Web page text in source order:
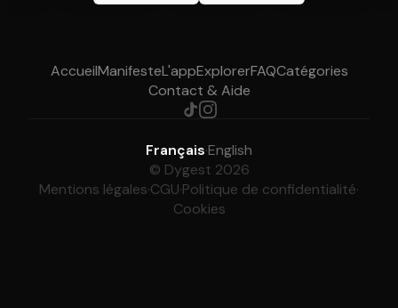
AccueilManifesteL'appExplorerFAQCatégories
Contact & Aide
Français·English
© Dygest 2026
Mentions légales·CGU·Politique de confidentialité·
Cookies